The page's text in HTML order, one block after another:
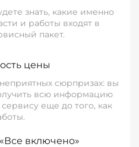
знать, какие именно
и работы входят в
пакет.
цены
сюрпризах: вы
всю информацию
еще до того, как
включено»